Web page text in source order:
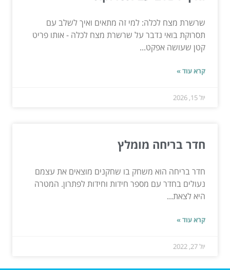
שרשרת מצח לכלה: למי זה מתאים ואיך לשלב עם
תסרוקת בואי נדבר על שרשרת מצח לכלה - אותו פריט
קטן שעושה אפקט...
קרא עוד »
יול 15, 2026
חדר בריחה מומלץ
חדר בריחה הוא משחק בו שחקנים מוצאים את עצמם
נעולים בחדר עם מספר חידות וחידות לפתרון. המטרה
היא לצאת...
קרא עוד »
יול 27, 2022